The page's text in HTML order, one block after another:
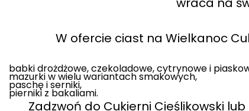
W ofercie ciast na Wielkanoc
babki drożdżowe, czekoladowe, cytrynowe i
mazurki w wielu wariantach smakowych,
paschę i serniki,
pierniki z bakaliami.
Zadzwoń do Cukierni Cieślikowski